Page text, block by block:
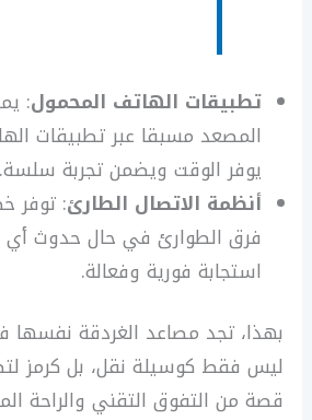
تطبيقات الهاتف المحمول:
المصعد مسبقا عبر تطبيقات
يوفر الوقت ويضمن تجربة سلسة.
أنظمة الاتصال الطارئ: توفر
فرق الطوارئ في حال حدوث
استجابة فورية وفعالة.
بهذا، تجد مصاعد الغردقة نفسها
ليس فقط كوسيلة نقل، بل كرمز
قصة من التفوق التقني والراحة